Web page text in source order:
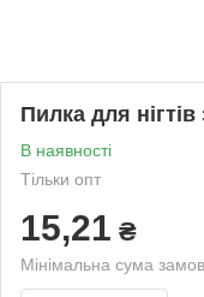
Пилка для
В наявності
Тільки опт
15,21 ₴
Мінімальна сума